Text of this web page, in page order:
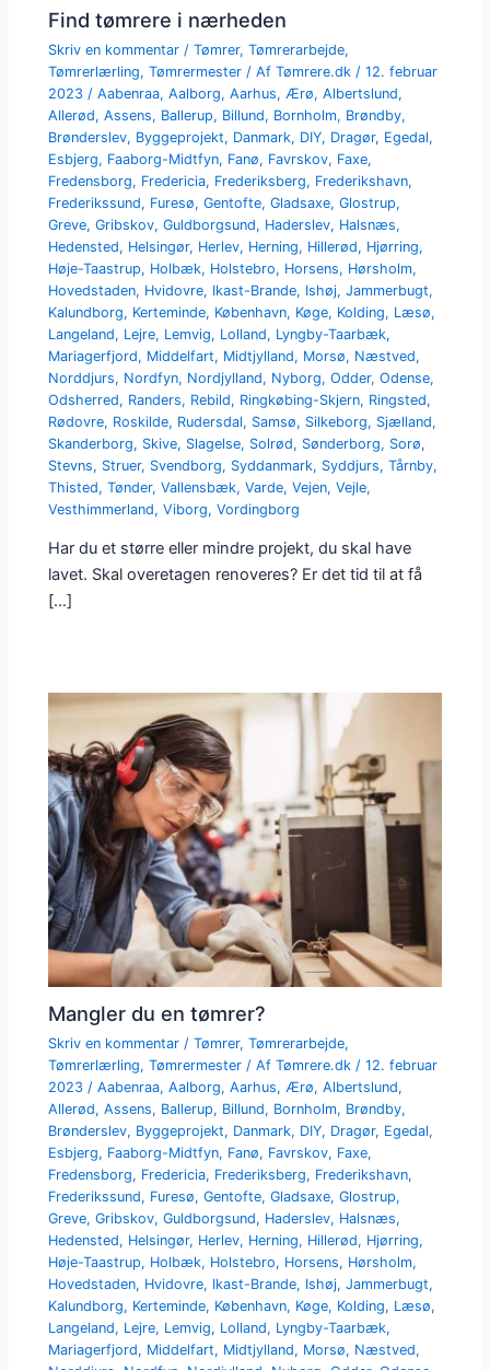
Find tømrere i nærheden
Skriv en kommentar /Tømrer,Tømrerarbejde,
Tømrerlærling,Tømrermester / AfTømrere.dk /12. februar
2023 /Aabenraa,Aalborg,Aarhus, Ærø,Albertslund,
Allerød,Assens, Ballerup, Billund, Bornholm, Brøndby,
Brønderslev, Byggeprojekt, Danmark, DIY, Dragør, Egedal,
Esbjerg, Faaborg-Midtfyn, Fanø, Favrskov, Faxe,
Fredensborg, Fredericia, Frederiksberg, Frederikshavn,
Frederikssund, Furesø,Gentofte,Gladsaxe,Glostrup,
Greve,Gribskov,Guldborgsund, Haderslev, Halsnæs,
Hedensted, Helsingør, Herlev, Herning, Hillerød, Hjørring,
Høje-Taastrup, Holbæk, Holstebro, Horsens, Hørsholm,
Hovedstaden, Hvidovre, Ikast-Brande, Ishøj,Jammerbugt,
Kalundborg, Kerteminde, København, Køge, Kolding, Læsø,
Langeland, Lejre, Lemvig, Lolland, Lyngby-Taarbæk,
Mariagerfjord, Middelfart, Midtjylland, Morsø, Næstved,
Norddjurs, Nordfyn, Nordjylland, Nyborg,Odder,Odense,
Odsherred, Randers, Rebild, Ringkøbing-Skjern, Ringsted,
Rødovre, Roskilde, Rudersdal, Samsø, Silkeborg, Sjælland,
Skanderborg, Skive, Slagelse, Solrød, Sønderborg, Sorø,
Stevns, Struer, Svendborg, Syddanmark, Syddjurs,Tårnby,
Thisted,Tønder,Vallensbæk,Varde,Vejen,Vejle,
Vesthimmerland,Viborg,Vordingborg
Har du et større eller mindre projekt, du skal have
lavet. Skal overetagen renoveres? Er det tid til at få
[…]
Mangler du en tømrer?
Skriv en kommentar /Tømrer,Tømrerarbejde,
Tømrerlærling,Tømrermester / AfTømrere.dk/12. februar
2023/Aabenraa,Aalborg,Aarhus,Ærø,Albertslund,
Allerød,Assens, Ballerup, Billund, Bornholm, Brøndby,
Brønderslev, Byggeprojekt, Danmark, DIY, Dragør, Egedal,
Esbjerg, Faaborg-Midtfyn, Fanø, Favrskov, Faxe,
Fredensborg, Fredericia, Frederiksberg, Frederikshavn,
Frederikssund, Furesø,Gentofte,Gladsaxe,Glostrup,
Greve,Gribskov,Guldborgsund, Haderslev, Halsnæs,
Hedensted, Helsingør, Herlev, Herning, Hillerød, Hjørring,
Høje-Taastrup, Holbæk, Holstebro, Horsens, Hørsholm,
Hovedstaden, Hvidovre, Ikast-Brande, Ishøj,Jammerbugt,
Kalundborg, Kerteminde, København, Køge, Kolding, Læsø,
Langeland, Lejre, Lemvig, Lolland, Lyngby-Taarbæk,
Mariagerfjord, Middelfart, Midtjylland, Morsø, Næstved,